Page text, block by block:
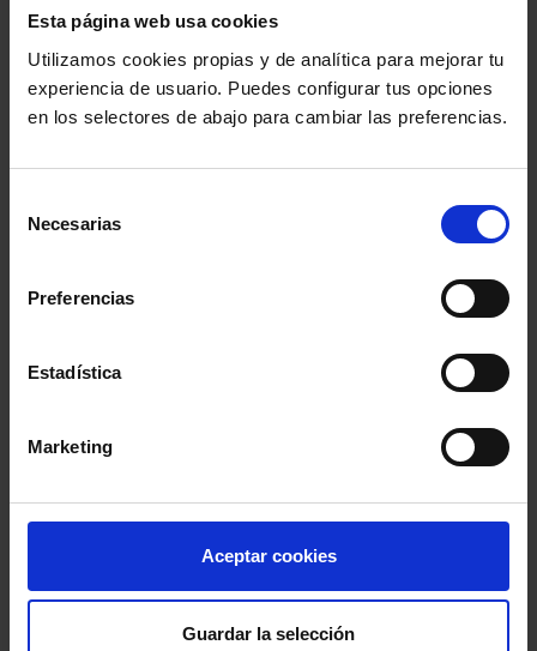
Esta página web usa cookies
Utilizamos cookies propias y de analítica para mejorar tu
experiencia de usuario. Puedes configurar tus opciones
en los selectores de abajo para cambiar las preferencias.
Necesarias
Preferencias
Estadística
Marketing
Aceptar cookies
Guardar la selección
MENÚ
Noticias
Agenda
Entrevistas
Opinión y análisis
PUBLICACIONES PARA ESTAR AL DÍA